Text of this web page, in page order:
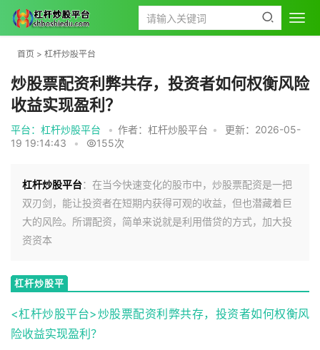
首页 > 杠杆炒股平台
炒股票配资利弊共存，投资者如何权衡风险
收益实现盈利？
平台：杠杆炒股平台 • 作者：杠杆炒股平台 •
更新：2026-05-
19 19:14:43
• 155次
杠杆炒股平台：在当今快速变化的股市中，炒股票配资是一把
双刃剑，能让投资者在短期内获得可观的收益，但也潜藏着巨
大的风险。所谓配资，简单来说就是利用借贷的方式，加大投
资资本
杠杆炒股平
<杠杆炒股平台>炒股票配资利弊共存，投资者如何权衡风
险收益实现盈利？